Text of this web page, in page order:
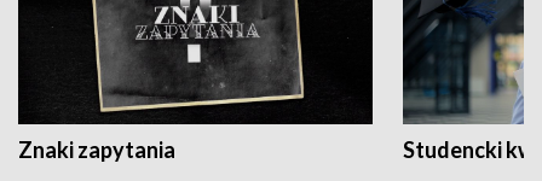
Znaki zapytania Studencki